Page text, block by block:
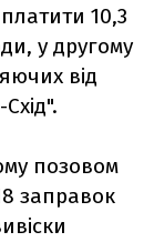
10,3
у другому
від
позовом
заправок